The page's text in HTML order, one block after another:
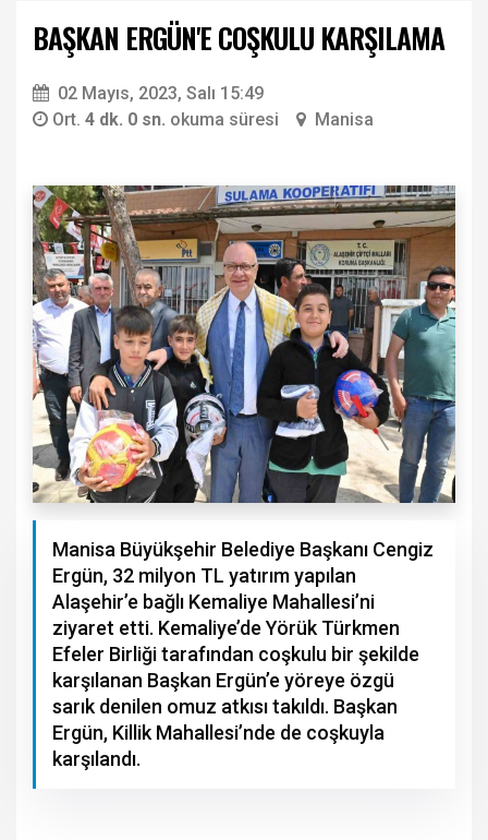
BAŞKAN ERGÜN'E COŞKULU KARŞILAMA
02 Mayıs, 2023, Salı 15:49
Ort. 4 dk. 0 sn. okuma süresi Manisa
Manisa Büyükşehir Belediye Başkanı Cengiz
Ergün, 32 milyon TL yatırım yapılan
Alaşehir’e bağlı Kemaliye Mahallesi’ni
ziyaret etti. Kemaliye’de Yörük Türkmen
Efeler Birliği tarafından coşkulu bir şekilde
karşılanan Başkan Ergün’e yöreye özgü
sarık denilen omuz atkısı takıldı. Başkan
Ergün, Killik Mahallesi’nde de coşkuyla
karşılandı.